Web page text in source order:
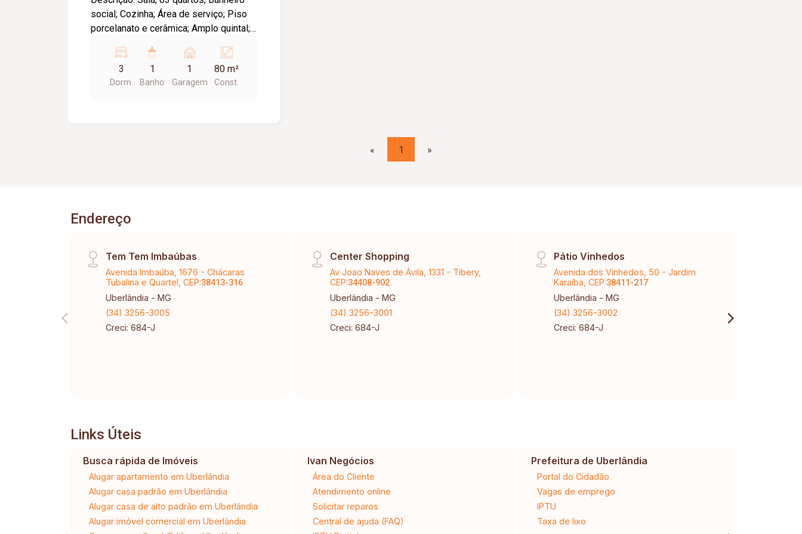
social; Cozinha; Área de serviço; Piso
porcelanato e cerâmica; Amplo quintal;
30, 360m². Área construída 69,30.
3
Dorm.
1
Banho
1
Garagem
80 m²
Const.
« 1 »
Endereço
Tem Tem Imbaúbas
Avenida Imbaúba, 1676 - Chácaras
Tubalina e Quartel, CEP:38413-316
Uberlândia - MG
(34) 3256-3005
Creci: 684-J
Center Shopping
Av Joao Naves de Ávila, 1331 - Tibery,
CEP:34408-902
Uberlândia - MG
(34) 3256-3001
Creci: 684-J
Pátio Vinhedos
Avenida dos Vinhedos, 50 - Jardim
Karaíba, CEP:38411-217
Uberlândia - MG
(34) 3256-3002
Creci: 684-J
Links Úteis
Busca rápida de Imóveis
Alugar apartamento em Uberlândia
Alugar casa padrão em Uberlândia
Alugar casa de alto padrão em Uberlândia
Alugar imóvel comercial em Uberlândia
Ivan Negócios
Área do Cliente
Atendimento online
Solicitar reparos
Central de ajuda (FAQ)
Prefeitura de Uberlândia
Portal do Cidadão
Vagas de emprego
IPTU
Taxa de lixo